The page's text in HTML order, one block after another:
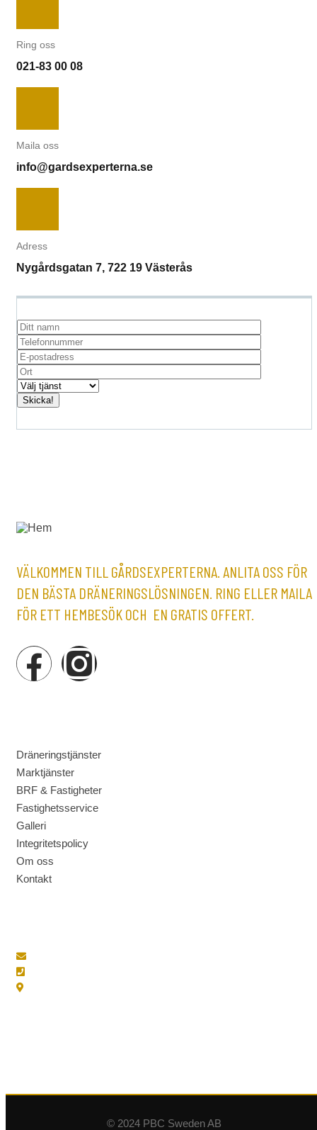
Ring oss
021-83 00 08
Maila oss
info@gardsexperterna.se
Adress
Nygårdsgatan 7, 722 19 Västerås
VÄLKOMMEN TILL GÅRDSEXPERTERNA. ANLITA OSS FÖR
DEN BÄSTA DRÄNERINGSLÖSNINGEN. RING ELLER MAILA
FÖR ETT HEMBESÖK OCH EN GRATIS OFFERT.
Dräneringstjänster
Marktjänster
BRF & Fastigheter
Fastighetsservice
Galleri
Integritetspolicy
Om oss
Kontakt
© 2024 PBC Sweden AB